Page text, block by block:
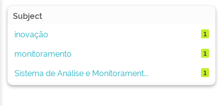
Subject
inovação
1
monitoramento 1
Sistema de Análise e Monitorament... 1